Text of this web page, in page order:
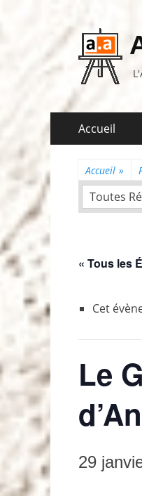
Premier
menu
Accueil
Accueil »
Toutes
« Tous les
Cet
Le
29